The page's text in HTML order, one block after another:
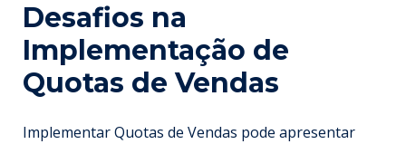
Desafios na
Implementação de
Quotas de Vendas
Implementar Quotas de Vendas pode apresentar